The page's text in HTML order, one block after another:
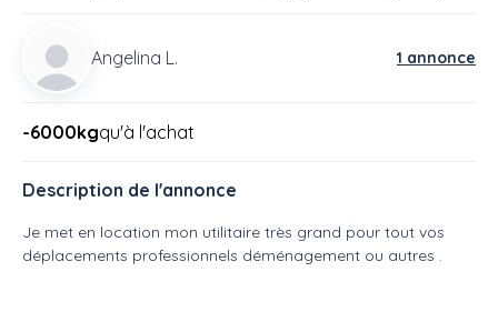
Angelina L. 1 annonce
-6000kgqu'à l'achat
Description de l'annonce
Je met en location mon utilitaire très grand pour tout vos
déplacements professionnels déménagement ou autres .